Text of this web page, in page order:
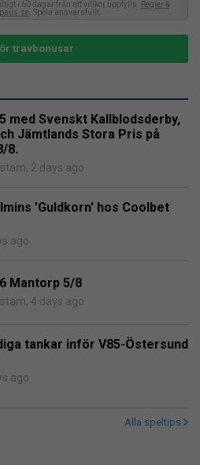
i 60 dagar från att villkor uppfylls.
Regler &
. Spela ansvarsfullt.
travbonusar
med Svenskt Kallblodsderby,
Jämtlands Stora Pris på
8.
, 2 days ago
'Guldkorn' hos Coolbet
ago
Mantorp 5/8
, 4 days ago
tankar inför V85-Östersund
ago
Alla speltips